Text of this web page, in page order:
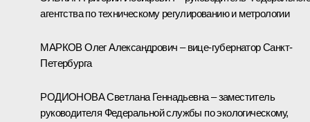
агентства по техническому регулированию и метрологии
МАРКОВ Олег Александрович – вице-губернатор Санкт-
Петербурга
РОДИОНОВА Светлана Геннадьевна – заместитель
руководителя Федеральной службы по экологическому,